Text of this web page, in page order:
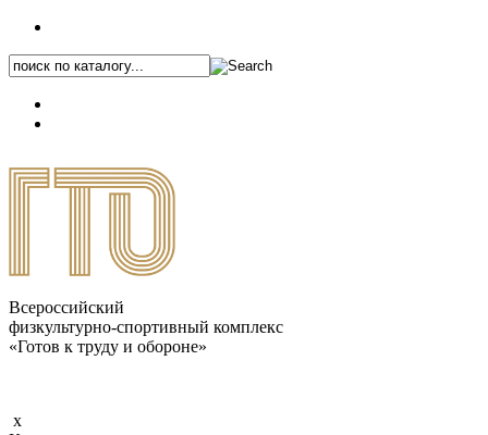
Всероссийский
физкультурно-спортивный комплекс
«Готов к труду и обороне»
x